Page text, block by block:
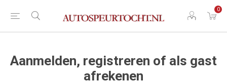
0
Aanmelden, registreren of als gast
afrekenen